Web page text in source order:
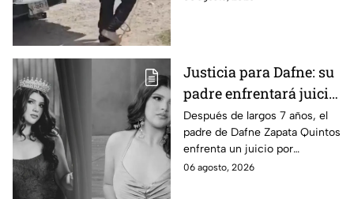
Justicia para Dafne: su
padre enfrentará juicio
por presunto abuso
cometido en 2019 en
Tamaulipas
Después de largos 7 años, el
padre de Dafne Zapata Quintos
enfrenta un juicio por
presuntamente abusar de la
06 agosto, 2026